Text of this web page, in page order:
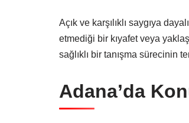
Açık ve karşılıklı saygıya
etmediği bir kıyafet veya
sağlıklı bir tanışma sürecinin
Adana’da